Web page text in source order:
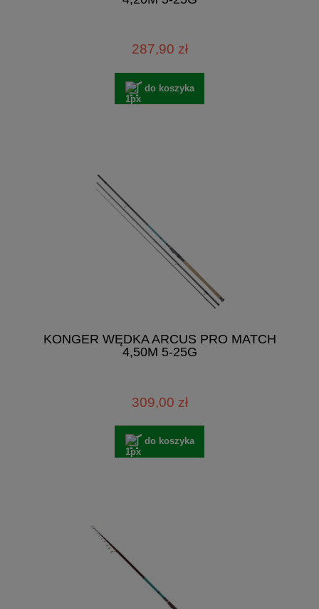
287,90 zł
do koszyka
KONGER WĘDKA ARCUS PRO MATCH
4,50M 5-25G
309,00 zł
do koszyka